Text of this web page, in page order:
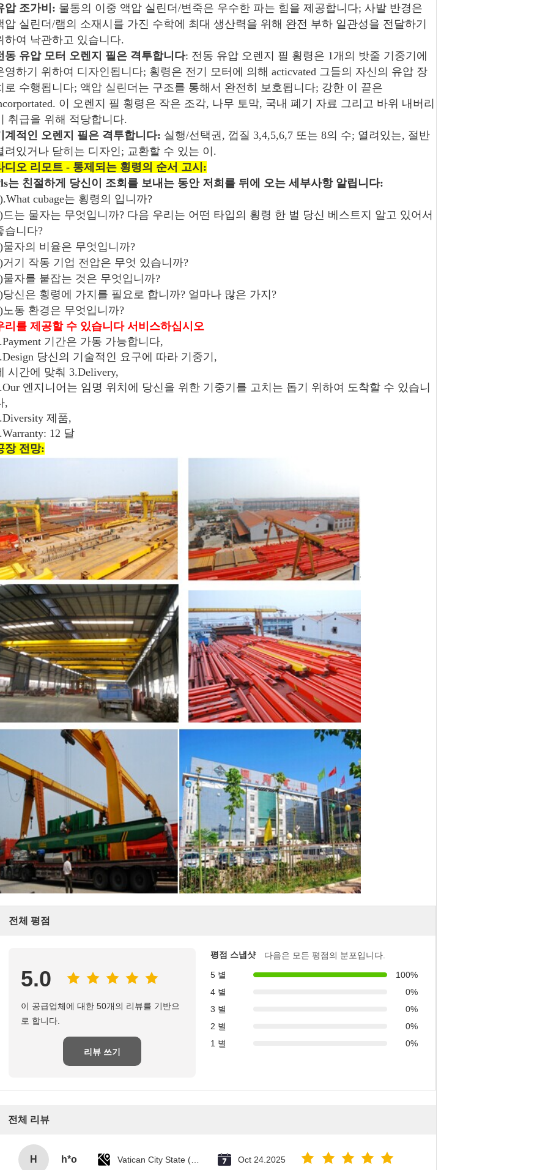
압 조가비: 물통의 이중 액압 실린더/변죽은 우수한 파는 힘을 제공합니다; 사발 반경은
압 실린더/램의 소재시를 가진 수학에 최대 생산력을 위해 완전 부하 일관성을 전달하기
하여 낙관하고 있습니다.
동 유압 모터 오렌지 필은 격투합니다: 전동 유압 오렌지 필 횡령은 1개의 밧줄 기중기에
영하기 위하여 디자인됩니다; 횡령은 전기 모터에 의해 acticvated 그들의 자신의 유압 장
로 수행됩니다; 액압 실린더는 구조를 통해서 완전히 보호됩니다; 강한 이 끝은
이 오렌지 필 횡령은 작은 조각, 나무 토막, 국내 폐기 자료 그리고 바위 내버리
취급을 위해 적당합니다.
계적인 오렌지 필은 격투합니다: 실행/선택권, 껍질 3,4,5,6,7 또는 8의 수; 열려있는, 절반
려있거나 닫히는 디자인; 교환할 수 있는 이.
디오 리모트 - 통제되는 횡령의 순서 고시:
는 친절하게 당신이 조회를 보내는 동안 저희를 뒤에 오는 세부사항 알립니다:
cubage는 횡령의 입니까?
드는 물자는 무엇입니까? 다음 우리는 어떤 타입의 횡령 한 벌 당신 베스트지 알고 있어서
습니다?
물자의 비율은 무엇입니까?
거기 작동 기업 전압은 무엇 있습니까?
물자를 붙잡는 것은 무엇입니까?
당신은 횡령에 가지를 필요로 합니까? 얼마나 많은 가지?
노동 환경은 무엇입니까?
리를 제공할 수 있습니다 서비스하십시오
기간은 가동 가능합니다,
당신의 기술적인 요구에 따라 기중기,
시간에 맞춰 3.Delivery,
엔지니어는 임명 위치에 당신을 위한 기중기를 고치는 돕기 위하여 도착할 수 있습니
,
제품,
12 달
장 전망:
전체 평점
5.0
이 공급업체에 대한 50개의 리뷰를 기반으
로 합니다.
리뷰 쓰기
평점 스냅샷
다음은 모든 평점의 분포입니다.
5 별
100%
4 별
0%
3 별
0%
2 별
0%
1 별
0%
전체 리뷰
H h*o Oct 24.2025